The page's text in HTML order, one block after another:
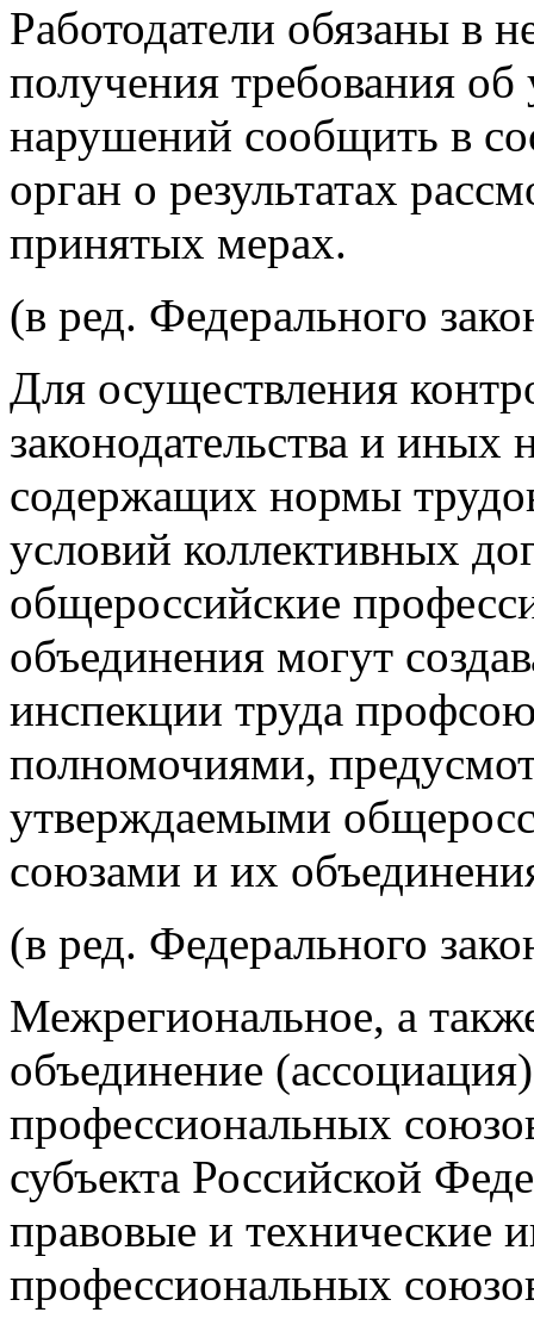
Работодатели обязаны в
получения требования
нарушений сообщить в
орган о результатах
принятых мерах.
(в ред. Федерального
Для осуществления
законодательства и
содержащих нормы
условий коллективных
общероссийские
объединения могут
инспекции труда
полномочиями,
утверждаемыми
союзами и их
(в ред. Федерального
Межрегиональное, а
объединение
профессиональных
субъекта Российской
правовые и технические
профессиональных